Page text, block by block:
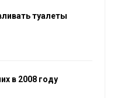
туалеты
в 2008 году